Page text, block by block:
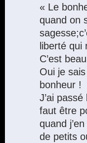
« Le
quand on
liberté
C’est
Oui je
bonheur !
J’ai
faut être
quand
de petits